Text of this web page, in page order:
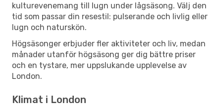
kulturevenemang till lugn under lågsäsong. Välj den
tid som passar din resestil: pulserande och livlig eller
lugn och naturskön.
Högsäsonger erbjuder fler aktiviteter och liv, medan
månader utanför högsäsong ger dig bättre priser
och en tystare, mer uppslukande upplevelse av
London.
Klimat i London